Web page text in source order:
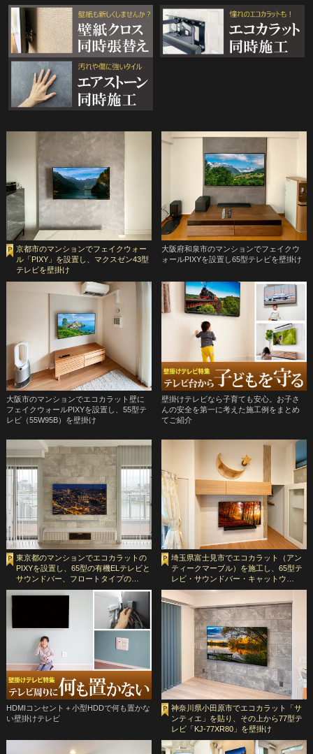
京都市のマンションでフェイクウォー
ル「PIXY」を設置し、マクスゼン43型
テレビを壁掛け
大阪府和泉市のマンションでフェイクウ
ォールPIXYを設置し65型テレビを壁掛け
大阪市のマンションでエコカラット壁に
フェイクウォールPIXYを設置し、55型テ
レビ（55W95B）を壁掛け
壁掛けテレビなら子育ても安心。お子さ
んの安全を第一に考えた施工例をまとめ
てご紹介
東京都のマンションでエコカラットの
PIXYを設置し、65型の有機ELテレビと
サウンドバー、フロートタイプの…
埼玉県富士見市でエコカラット（アン
ティークマーブル）を施工し、65型テ
レビ・サウンドバー・キャットウ…
HDMIコンセント＋小型HDDで何も置かな
い壁掛けテレビ
神奈川県小田原市でエコカラット「サ
ンティエ」を貼り、その上から77型テ
レビ「KJ-77XR80」を壁掛け